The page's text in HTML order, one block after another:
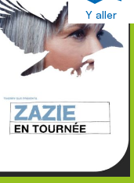
Y aller